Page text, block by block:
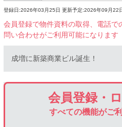
登録日:2026年03月25日 更新予定:2026年09月22
会員登録で物件資料の取得、電話で
問い合わせがご利用可能になります
成増に新築商業ビル誕生！
会員登録・
すべての機能がご